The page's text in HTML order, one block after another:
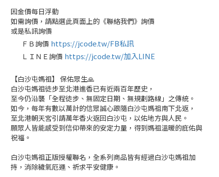
因金價每日浮動
如需詢價，請點選此頁面上的《聯絡我們》詢價
或是私訊詢價
ＦＢ詢價 https://jcode.tw/FB私訊
ＬＩＮＥ詢價 https://jcode.tw/加入LINE
【白沙屯媽祖】 保佑眾生🙏
白沙屯媽祖徒步至北港進香已有近兩百年歷史，
至今仍沿襲「全程徒步、無固定日期、無規劃路線」之傳統。
如今，每年有數以萬計的信眾誠心跟隨白沙屯媽祖南下北返，
至北港朝天宮引請萬年香火返回白沙屯，以佑地方與人民。
願眾人皆能感受到信仰帶來的安定力量，得到媽祖溫暖的庇佑與
祝福。
白沙屯媽祖正版授權聯名，全系列商品皆有經過白沙屯媽祖加
持，消除穢氣厄運、祈求平安健康。